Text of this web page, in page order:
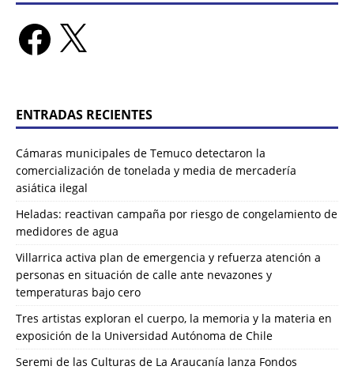
ENTRADAS RECIENTES
Cámaras municipales de Temuco detectaron la
comercialización de tonelada y media de mercadería
asiática ilegal
Heladas: reactivan campaña por riesgo de congelamiento de
medidores de agua
Villarrica activa plan de emergencia y refuerza atención a
personas en situación de calle ante nevazones y
temperaturas bajo cero
Tres artistas exploran el cuerpo, la memoria y la materia en
exposición de la Universidad Autónoma de Chile
Seremi de las Culturas de La Araucanía lanza Fondos